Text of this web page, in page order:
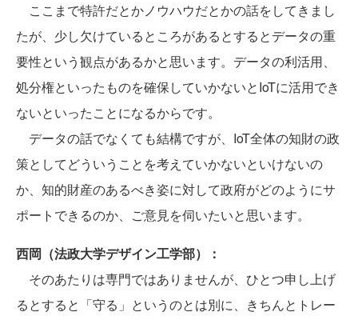
ここまで特許だとかノウハウだとかの話をしてきまし
たが、少し欠けているところがあるとするとデータの重
要性という観点があるかと思います。データの利活用、
処分権といったものを確保していかないとIoTに活用でき
ないといったことになるからです。
データの話でなくても結構ですが、IoT全体の知財の政
策としてどういうことを考えていかないといけないの
か、知的財産のあるべき姿に対して政府がどのようにサ
ポートできるのか、ご意見を伺いたいと思います。
西岡（法政大学デザイン工学部）：
そのあたりは専門ではありませんが、ひとつ申し上げ
るとすると「守る」というのとは別に、きちんとトレー